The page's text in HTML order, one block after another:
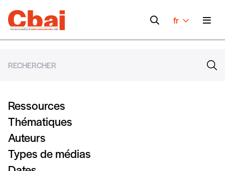
fr
Ressources
Thématiques
Auteurs
Types de médias